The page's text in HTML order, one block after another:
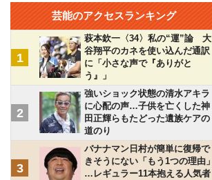
芸能のアクセスランキング
1
萩本欽一〈34〉私の“運”論 大
谷翔平のカネを使い込んだ通訳
に「小さな声で『ありがと
う』」
2
強いショック状態の清水アキラ
に心配の声…子供を亡くした神
田正輝らもたどった遺族ケアの
道のり
3
バナナマン日村が簡単に復帰で
きそうにない「もう1つの理由」
…レギュラー11本抱える人気者